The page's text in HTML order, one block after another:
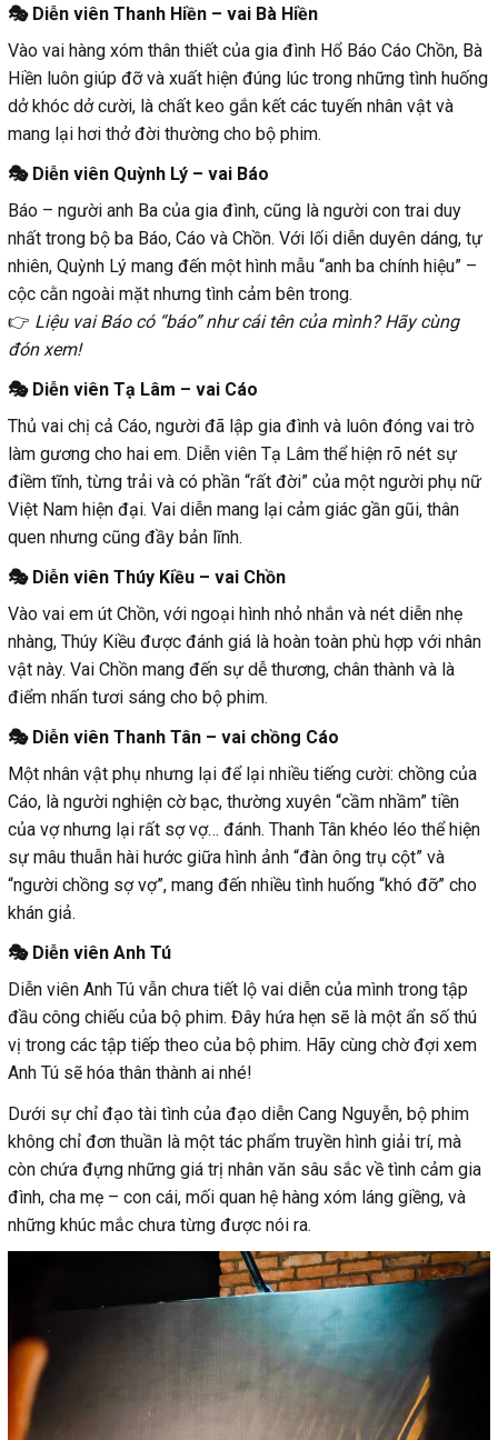
🎭 Diễn viên Thanh Hiền – vai Bà Hiền
Vào vai hàng xóm thân thiết của gia đình Hổ Báo Cáo Chồn, Bà
Hiền luôn giúp đỡ và xuất hiện đúng lúc trong những tình huống
dở khóc dở cười, là chất keo gắn kết các tuyến nhân vật và
mang lại hơi thở đời thường cho bộ phim.
🎭 Diễn viên Quỳnh Lý – vai Báo
Báo – người anh Ba của gia đình, cũng là người con trai duy
nhất trong bộ ba Báo, Cáo và Chồn. Với lối diễn duyên dáng, tự
nhiên, Quỳnh Lý mang đến một hình mẫu “anh ba chính hiệu” –
cộc cằn ngoài mặt nhưng tình cảm bên trong.
👉 Liệu vai Báo có “báo” như cái tên của mình? Hãy cùng
đón xem!
🎭 Diễn viên Tạ Lâm – vai Cáo
Thủ vai chị cả Cáo, người đã lập gia đình và luôn đóng vai trò
làm gương cho hai em. Diễn viên Tạ Lâm thể hiện rõ nét sự
điềm tĩnh, từng trải và có phần “rất đời” của một người phụ nữ
Việt Nam hiện đại. Vai diễn mang lại cảm giác gần gũi, thân
quen nhưng cũng đầy bản lĩnh.
🎭 Diễn viên Thúy Kiều – vai Chồn
Vào vai em út Chồn, với ngoại hình nhỏ nhắn và nét diễn nhẹ
nhàng, Thúy Kiều được đánh giá là hoàn toàn phù hợp với nhân
vật này. Vai Chồn mang đến sự dễ thương, chân thành và là
điểm nhấn tươi sáng cho bộ phim.
🎭 Diễn viên Thanh Tân – vai chồng Cáo
Một nhân vật phụ nhưng lại để lại nhiều tiếng cười: chồng của
Cáo, là người nghiện cờ bạc, thường xuyên “cầm nhầm” tiền
của vợ nhưng lại rất sợ vợ… đánh. Thanh Tân khéo léo thể hiện
sự mâu thuẫn hài hước giữa hình ảnh “đàn ông trụ cột” và
“người chồng sợ vợ”, mang đến nhiều tình huống “khó đỡ” cho
khán giả.
🎭 Diễn viên Anh Tú
Diễn viên Anh Tú vẫn chưa tiết lộ vai diễn của mình trong tập
đầu công chiếu của bộ phim. Đây hứa hẹn sẽ là một ẩn số thú
vị trong các tập tiếp theo của bộ phim. Hãy cùng chờ đợi xem
Anh Tú sẽ hóa thân thành ai nhé!
Dưới sự chỉ đạo tài tình của đạo diễn Cang Nguyễn, bộ phim
không chỉ đơn thuần là một tác phẩm truyền hình giải trí, mà
còn chứa đựng những giá trị nhân văn sâu sắc về tình cảm gia
đình, cha mẹ – con cái, mối quan hệ hàng xóm láng giềng, và
những khúc mắc chưa từng được nói ra.